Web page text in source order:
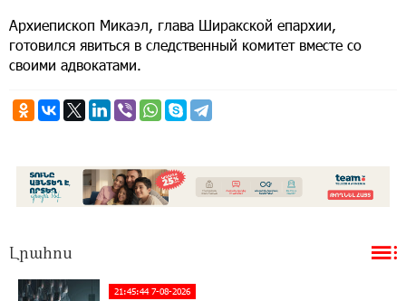
Архиепископ Микаэл, глава Ширакской епархии,
готовился явиться в следственный комитет вместе со
своими адвокатами.
Լրահոս
21:45:44 7-08-2026